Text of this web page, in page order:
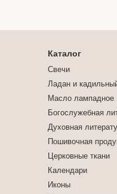
Каталог
Свечи
Ладан и
Масло лампадное
Богослужебная
Духовная
Пошивочная
Церковные ткани
Календари
Иконы